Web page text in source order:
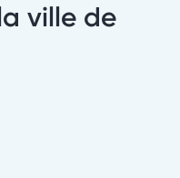
ville de